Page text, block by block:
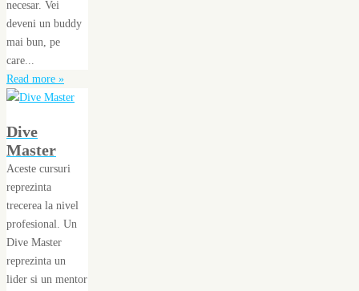
necesar. Vei
deveni un buddy
mai bun, pe
care...
Read more »
Dive
Master
Aceste cursuri
reprezinta
trecerea la nivel
profesional. Un
Dive Master
reprezinta un
lider si un mentor